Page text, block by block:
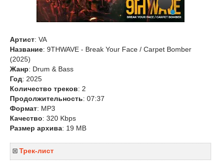
Артист: VA
Название: 9THWAVE - Break Your Face / Carpet Bomber
(2025)
Жанр: Drum & Bass
Год: 2025
Количество треков: 2
Продолжительность: 07:37
Формат: MP3
Качество: 320 Kbps
Размер архива: 19 MB
Трек-лист